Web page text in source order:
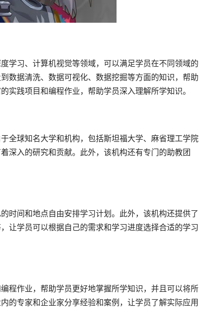
学习、计算机视觉等领域，可以满足学员在不同领域的
数据清洗、数据可视化、数据挖掘等方面的知识，帮助
实践项目和编程作业，帮助学员深入理解所学知识。
全球知名大学和机构，包括斯坦福大学、麻省理工学院
深入的研究和贡献。此外，该机构还有专门的助教团
时间和地点自由安排学习计划。此外，该机构还提供了
让学员可以根据自己的需求和学习进度选择合适的学习
程作业，帮助学员更好地掌握所学知识，并且可以将所
的专家和企业家分享经验和案例，让学员了解实际应用